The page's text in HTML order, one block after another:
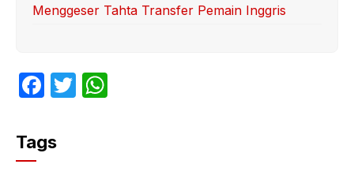
Menggeser Tahta Transfer Pemain Inggris
F
c
e
T
Tags